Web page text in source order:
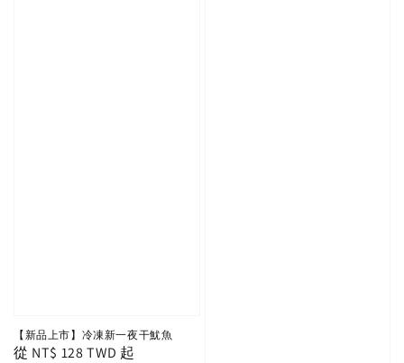
【新品上市】冷凍新一夜干魷魚
Regular
從 NT$ 128 TWD 起